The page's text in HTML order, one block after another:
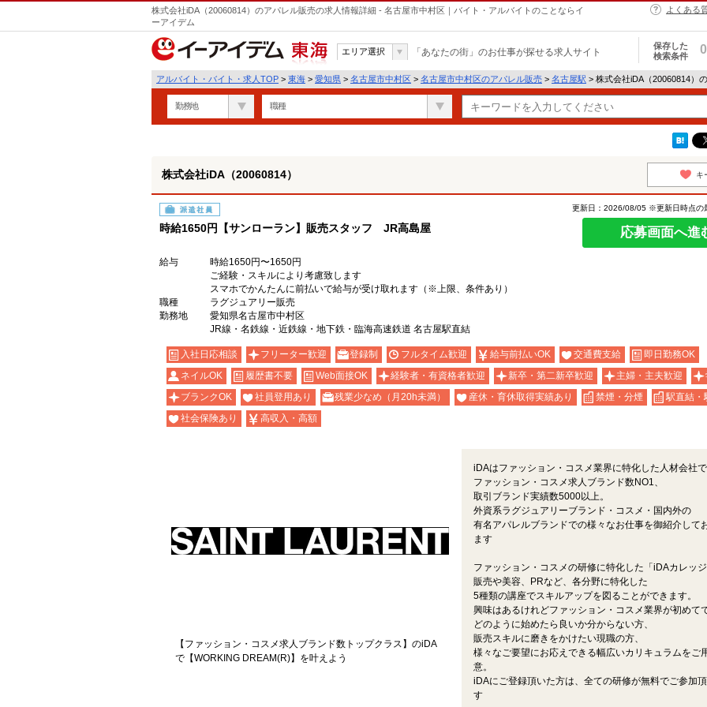
株式会社iDA（20060814）のアパレル販売の求人情報詳細 - 名古屋市中村区｜バイト・アルバイトのことならイ
ーアイデム
よくある
東海
エリア選択 「あなたの街」のお仕事が探せる求人サイト
保存した
検索条件
0
アルバイト・バイト・求人TOP > 東海 > 愛知県 > 名古屋市中村区 > 名古屋市中村区のアパレル販売 > 名古屋駅 > 株式会社iDA（20060814）
勤務地 職種
株式会社iDA（20060814） キ
派遣社員
時給1650円【サンローラン】販売スタッフ JR高島屋
更新日：2026/08/05 ※更新日時点の
応募画面へ進
給与
時給1650円〜1650円
ご経験・スキルにより考慮致します
スマホでかんたんに前払いで給与が受け取れます（※上限、条件あり）
職種
ラグジュアリー販売
勤務地
愛知県名古屋市中村区
JR線・名鉄線・近鉄線・地下鉄・臨海高速鉄道 名古屋駅直結
入社日応相談 フリーター歓迎 登録制 フルタイム歓迎 給与前払いOK 交通費支給
即日勤務OK
ネイルOK
履歴書不要 Web面接OK 経験者・有資格者歓迎 新卒・第二新卒歓迎 主婦・主夫歓迎
ブランクOK
社員登用あり 残業少なめ（月20h未満） 産休・育休取得実績あり 禁煙・分煙
駅直結・
社会保険あり
高収入・高額
【ファッション・コスメ求人ブランド数トップクラス】のiDA
で【WORKING DREAM(R)】を叶えよう
iDAはファッション・コスメ業界に特化した人材会社で
ファッション・コスメ求人ブランド数NO1、
取引ブランド実績数5000以上。
外資系ラグジュアリーブランド・コスメ・国内外の
有名アパレルブランドでの様々なお仕事を御紹介して
ます
ファッション・コスメの研修に特化した「iDAカレッジ
販売や美容、PRなど、各分野に特化した
5種類の講座でスキルアップを図ることができます。
興味はあるけれどファッション・コスメ業界が初めて
どのように始めたら良いか分からない方、
販売スキルに磨きをかけたい現職の方、
様々なご要望にお応えできる幅広いカリキュラムをご
意。
iDAにご登録頂いた方は、全ての研修が無料でご参加頂
す